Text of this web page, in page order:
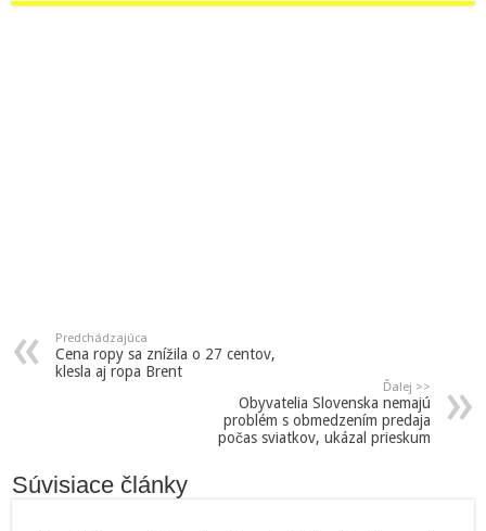
Predchádzajúca
Cena ropy sa znížila o 27 centov,
klesla aj ropa Brent
Ďalej >>
Obyvatelia Slovenska nemajú
problém s obmedzením predaja
počas sviatkov, ukázal prieskum
Súvisiace články